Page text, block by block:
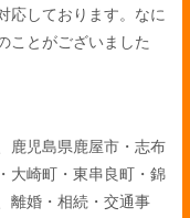
応しております。なに
ことがございました
鹿児島県鹿屋市・志布
大崎町・東串良町・錦
離婚・相続・交通事